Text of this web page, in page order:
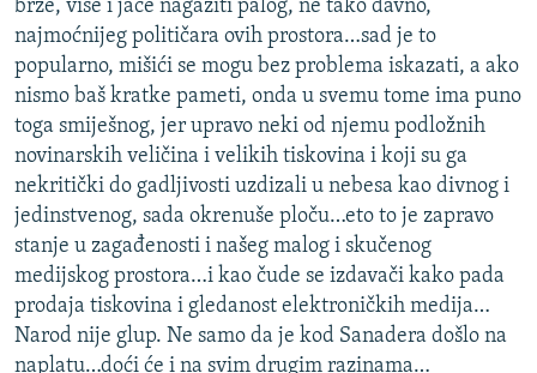
brže, više i jače nagaziti palog, ne tako davno,
najmoćnijeg političara ovih prostora…sad je to
popularno, mišići se mogu bez problema iskazati, a ako
nismo baš kratke pameti, onda u svemu tome ima puno
toga smiješnog, jer upravo neki od njemu podložnih
novinarskih veličina i velikih tiskovina i koji su ga
nekritički do gadljivosti uzdizali u nebesa kao divnog i
jedinstvenog, sada okrenuše ploču…eto to je zapravo
stanje u zagađenosti i našeg malog i skučenog
medijskog prostora…i kao čude se izdavači kako pada
prodaja tiskovina i gledanost elektroničkih medija…
Narod nije glup. Ne samo da je kod Sanadera došlo na
naplatu…doći će i na svim drugim razinama…